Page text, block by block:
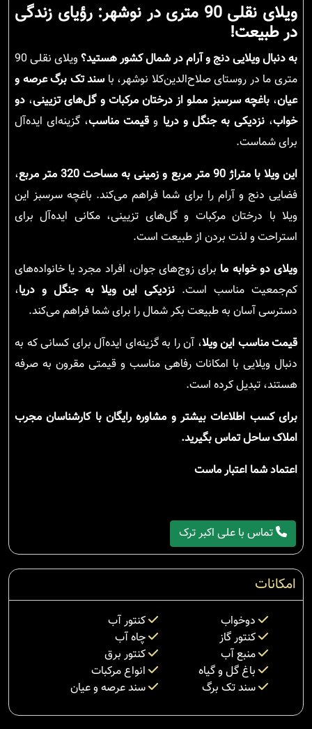
ویلای نقلی 90 متری در نوشهر: رؤیای زندگی
در طبیعت!
به دنبال ویلایی دنج و آرام در شمال کشور هستید؟
ویلای نقلی 90
متری ما در روستای صلاح‌الدین‌کلا نوشهر، باسند تک برگ عرصه و
عیان،باغچه سرسبز مملو از درختان مرکبات و گل‌های تزیینی، دو
خواب،نزدیکی به جنگل و دریا و قیمت مناسب، گزینه‌ای ایده‌آل
برای شماست.
این ویلا با متراژ 90 متر مربع و زمینی به مساحت 320 متر مربع
،
فضایی دنج و آرام را برای شما فراهم می‌کند. باغچه سرسبز این
ویلا با درختان مرکبات و گل‌های تزیینی، مکانی ایده‌آل برای
استراحت و لذت بردن از طبیعت است.
ویلای دو خوابه ما برای زوج‌های جوان، افراد مجرد یا خانواده‌های
کم‌جمعیت مناسب است. نزدیکی این ویلا به جنگل و دریا،
دسترسی آسان به طبیعت بکر شمال را برای شما فراهم می‌کند.
قیمت مناسب این ویلا، آن را به گزینه‌ای ایده‌آل برای کسانی که به
دنبال ویلایی با امکانات رفاهی مناسب و قیمتی مقرون به صرفه
هستند، تبدیل کرده است.
برای کسب اطلاعات بیشتر و مشاوره رایگان با کارشناسان مجرب
املاک ساحل تماس بگیرید.
اعتماد شما اعتبار ماست
تماس با علی اکبر ترک
امکانات
دوخواب
کنتور آب
کنتور گاز
چاه آب
منبع آب
کنتور برق
باغ گل و گیاه
انواع مرکبات
سند تک برگ
سند عرصه و عیان